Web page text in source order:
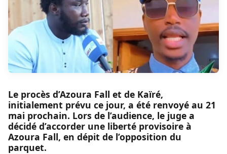
Le procès d’Azoura Fall et de Kaïré,
initialement prévu ce jour, a été renvoyé au 21
mai prochain. Lors de l’audience, le juge a
décidé d’accorder une liberté provisoire à
Azoura Fall, en dépit de l’opposition du
parquet.